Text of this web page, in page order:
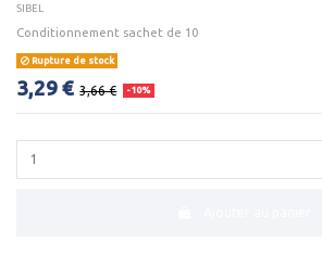
SIBEL
Conditionnement sachet de 10
Rupture de stock
3,29 € 3,66 € -10%